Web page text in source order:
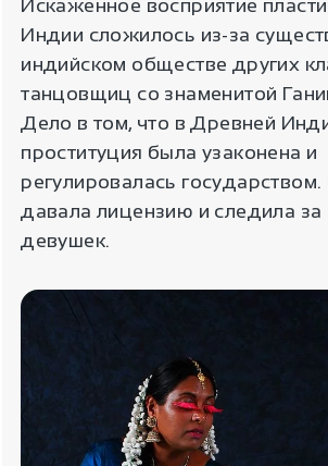
Искаженное восприятие
Индии сложилось из-за
индийском обществе других
танцовщиц со знаменитой
Дело в том, что в Древней
проституция была узаконена и
регулировалась
давала лицензию и следила
девушек.